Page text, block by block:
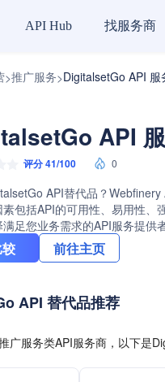
API Hub 找服务商
>推广服务>DigitalsetGo API
API 服
评分 41/100 0
API替代品？
包括API的可用性、易用性、
足您业务需求的API服务提供者
前往主页
API 替代品推荐
广服务类API服务商，以下是